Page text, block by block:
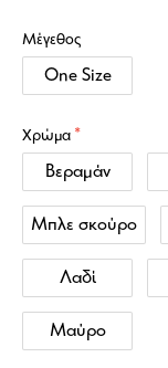
Μέγεθος
One Size
Χρώμα
Βεραμάν
Μπλε σκούρο
Λαδί
Μαύρο